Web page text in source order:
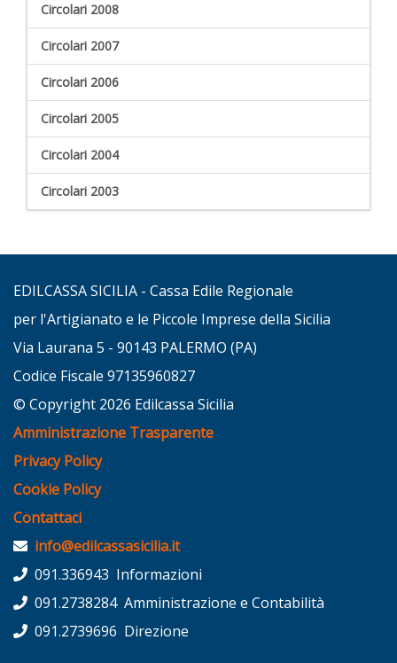
Circolari 2008
Circolari 2007
Circolari 2006
Circolari 2005
Circolari 2004
Circolari 2003
EDILCASSA SICILIA - Cassa Edile Regionale
per l'Artigianato e le Piccole Imprese della Sicilia
Via Laurana 5 - 90143 PALERMO (PA)
Codice Fiscale 97135960827
© Copyright 2026 Edilcassa Sicilia
Amministrazione Trasparente
Privacy Policy
Cookie Policy
Contattaci
info@edilcassasicilia.it
091.336943 Informazioni
091.2738284 Amministrazione e Contabilità
091.2739696 Direzione